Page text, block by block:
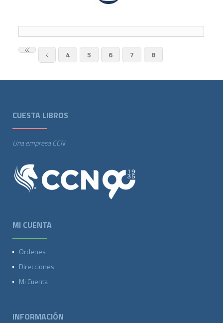
4 5 6 7 8
CUESTA LIBROS
Una empresa CCN
MI CUENTA
Ordenes
Direcciones
Mi Cuenta
INFORMACIÓN